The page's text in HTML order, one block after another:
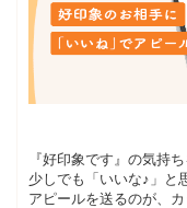
『好印象です』の気持
少しでも「いいな♪」と
アピールを送るのが、